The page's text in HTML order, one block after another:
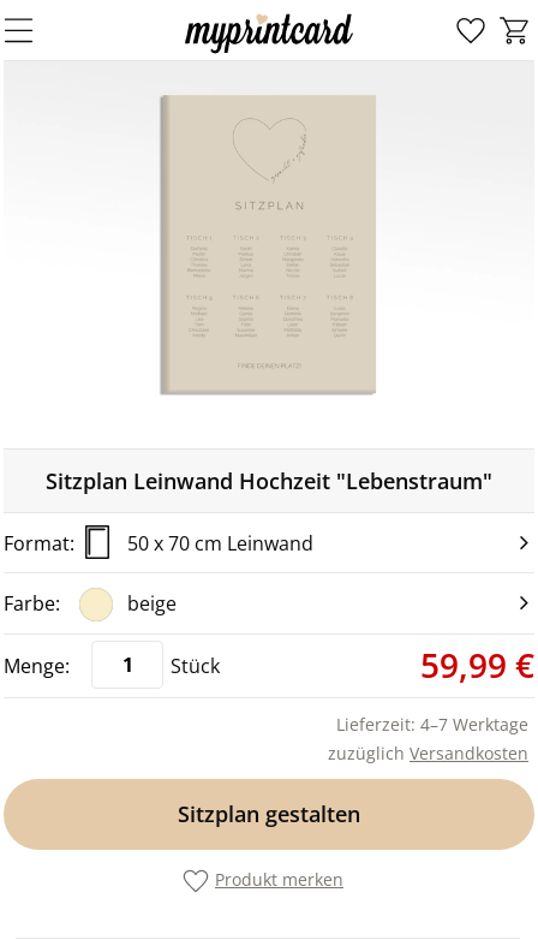
Sitzplan Leinwand Hochzeit "Lebenstraum"
50 x 70 cm Leinwand
beige
Stück 59,99 €
Lieferzeit: 4–7 Werktage
zuzüglich Versandkosten
Sitzplan gestalten
Produkt merken